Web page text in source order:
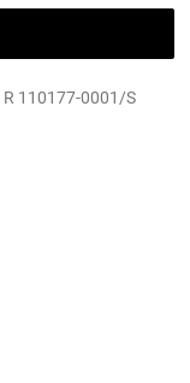
R 110177-0001/S